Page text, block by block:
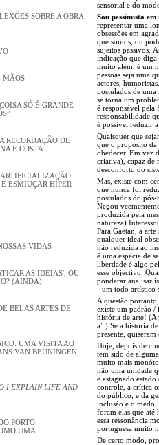
SOBRE A OBRA
MÃOS
SÓ É GRANDE
RECORDAÇÃO DE
E COSTA
ESMIUÇAR HÍPER
VIDAS
AS IDEIAS', OU
(AINDA)
BELAS ARTES DE
UMA VISITA AO
VAN BEUNINGEN,
I EXPLAIN LIFE AND
PORTO:
UMA
sensorial e do
Sou pessimista
representar uma
obsessões em
que somos, ou
sujeitos passivos.
indicação que diga
muito além, é um
pessoas seja uma
actores,
postulados de
se torna um
é responsável pela
responsabilidade
é possível reduzir
Quaisquer que
que o propósito da
obedecer. Em vez
criativa), capaz de
desconforto do
Mas, existe com
que nunca foi
postulados do
Negou
produzida pela
natureza)
Para Gaëtan, a
qualquer ideal
não reduzida ao
é uma espécie de
liberdade é algo
esse objectivo.
ponderar analisar
- um todo artístico
A questão
existe um padrão /
história de arte! (A
a".) Se a história
presente,
Hoje, depois de
tem sido de
muito mais
não uma unidade
e estagnado
controle, a crítica
do público, e da
inclusão e o medo.
foram elas que até
essa ressonância
portuguesa muito
De certo modo,